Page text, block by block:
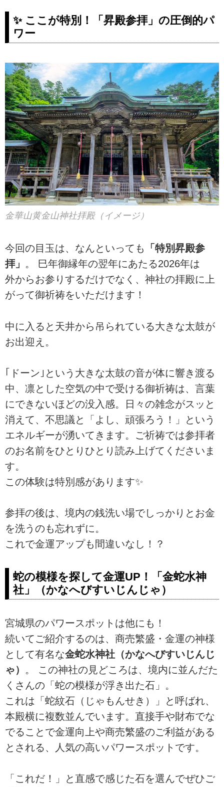
✨ ここが特別！「昇殿参拝」の圧倒的パ
ワー
金華山黄金山神社拝殿（イメージ）
今回の目玉は、なんといっても
「特別昇殿参
拝」 。 巳年御縁年の翌年にあたる2026年は
外からお参りするだけでなく、神社の拝殿に上
がって御祈祷をいただけます！
中に入ると天井から吊られている大きな太鼓が
お出迎え。
｢ドーン｣という大きな太鼓の音が体に響き渡る
中、凛とした空気の中で受ける御祈祷は、言葉
にできないほどの没入感。日々の雑念がスッと
消えて、不思議と「よし、頑張ろう！」という
エネルギーが湧いてきます。ご祈祷では参拝者
のお名前をひとりひとり読み上げてくださいま
す。
この体験は特別感があります✨
参拝の後は、境内の銭洗い場でしっかりとお金
を洗うのも忘れずに。
これで金運アップも間違いなし！？
蛇の模様を探して金運UP！「金蛇水神
社」（かなへびすいじんじゃ）
宮城県のパワースポットは他にも！
続いてご紹介するのは、商売繁盛・金運の神様
として有名な金蛇水神社（かなへびすいじんじ
ゃ） 。 この神社の見どころは、境内に並んだた
くさんの「蛇の模様が浮き出た石」。
これは「蛇紋石（じゃもんせき）」と呼ばれ、
本殿横に複数並んでいます。直接手や財布でな
でることで金運向上や商売繁盛のご利益がある
とされる、人気の高いパワースポットです。
「これだ！」と直感で感じた石を選んでぜひご